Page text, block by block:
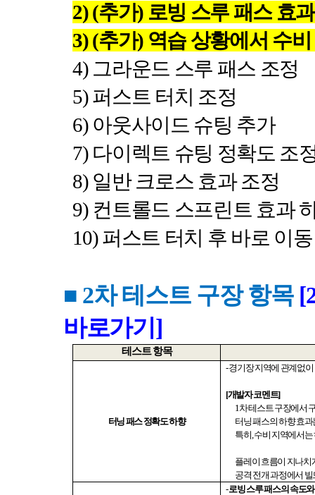
2) (추가) 로빙 스루 패스 효
3) (추가) 역습 상황에서 수
4) 그라운드 스루 패스 조정
5)퍼스트 터치 조정
6) 아웃사이드 슈팅 추가
7) 다이렉트 슈팅 정확도 조
8) 일반 크로스 효과 조정
9) 컨트롤드 스프린트 효과
10)퍼스트 터치 후 바로 이
■ 2차 테스트 구장 항목
바로가기]
테스트 항목
터닝 패스 정확도 하향
-경기장 지역에 관계없
[개발자 코멘트]
1차 테스트 구장에서
터닝 패스의 하향 효
특히,수비 지역에서는
플레이 흐름이 지나치
공격 전개 과정에서
-로빙 스루 패스의 속도